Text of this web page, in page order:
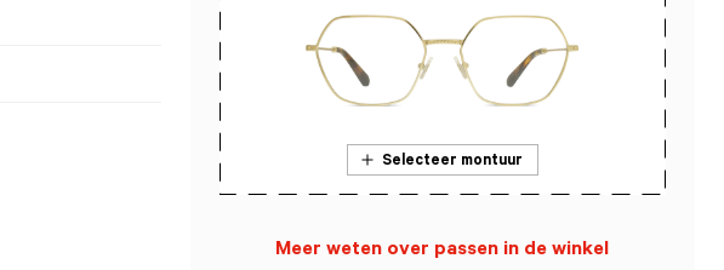
Selecteer montuur
Meer weten over passen in de winkel